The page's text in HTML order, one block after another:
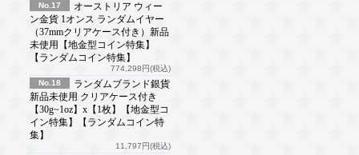
No.17
オーストリア ウィー
ン金貨 1オンス ランダムイヤー
（37mmクリアケース付き）新品
未使用【地金型コイン特集】
【ランダムコイン特集】
774,298円(税込)
No.18
ランダムブランド銀貨
新品未使用 クリアケース付き
【30g~1oz】x【1枚】【地金型コ
イン特集】【ランダムコイン特
集】
11,797円(税込)